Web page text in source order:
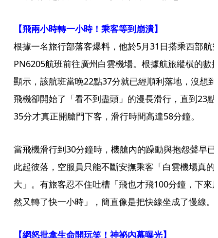
【飛兩小時轉一小時！乘客等到崩潰】
根據一名旅行部落客爆料，他於5月31日搭乘西部航
PN6205航班前往廣州白雲機場。根據航旅縱橫的數
顯示，該航班當晚22點37分就已經順利落地，沒想到
飛機卻開始了「看不到盡頭」的漫長滑行，直到23點
35分才真正開艙門下客，滑行時間高達58分鐘。
當飛機滑行到30分鐘時，機艙內的躁動與抱怨聲早已
此起彼落，空服員只能不斷安撫乘客「白雲機場真的
大」。有旅客忍不住吐槽「飛也才飛100分鐘，下來
然又轉了快一小時」，簡直像是把快線坐成了慢線。
【網怒批拿生命開玩笑！神祕內幕曝光】